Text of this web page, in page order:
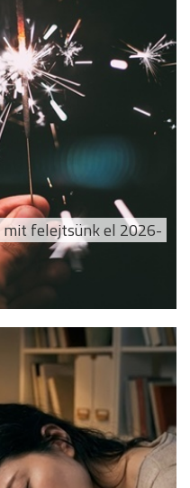
felejtsünk el 2026-